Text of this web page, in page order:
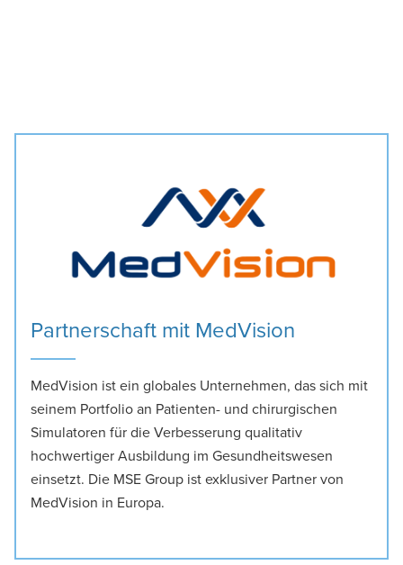
Partnerschaft mit MedVision
MedVision ist ein globales Unternehmen, das sich mit
seinem Portfolio an Patienten- und chirurgischen
Simulatoren für die Verbesserung qualitativ
hochwertiger Ausbildung im Gesundheitswesen
einsetzt. Die MSE Group ist exklusiver Partner von
MedVision in Europa.